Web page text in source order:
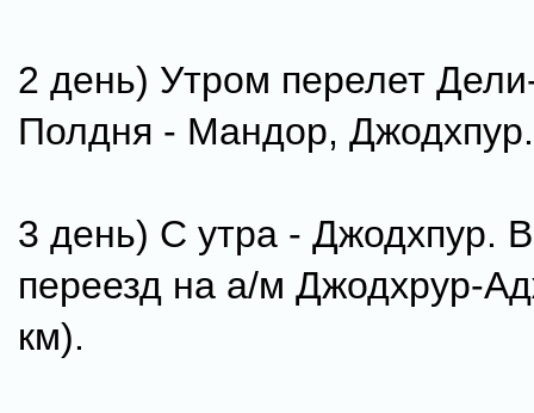
2 день) Утром перелет
Полдня - Мандор, Джодхпур.
3 день) С утра - Джодхпур.
переезд на а/м Джодхрур-
км).